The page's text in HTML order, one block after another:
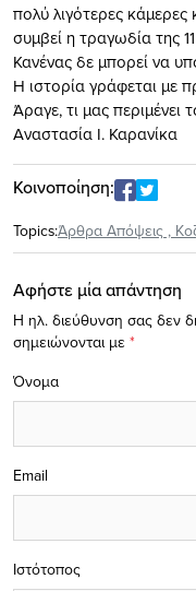
πολύ λιγότερες κάμερες
συμβεί η τραγωδία της
Κανένας δε μπορεί να
Η ιστορία γράφεται με
Άραγε, τι μας περιμένει
Αναστασία Ι. Καρανίκα
Κοινοποίηση:
Topics:Άρθρα Απόψεις ,
Αφήστε μία απάντηση
Η ηλ. διεύθυνση σας δεν
σημειώνονται με *
Όνομα
Email
Ιστότοπος